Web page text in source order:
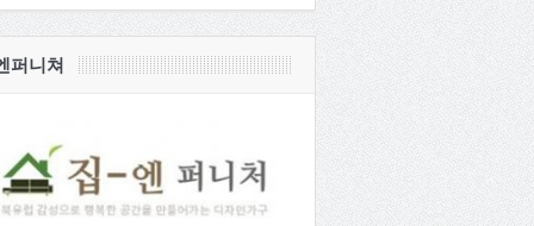
퍼니쳐